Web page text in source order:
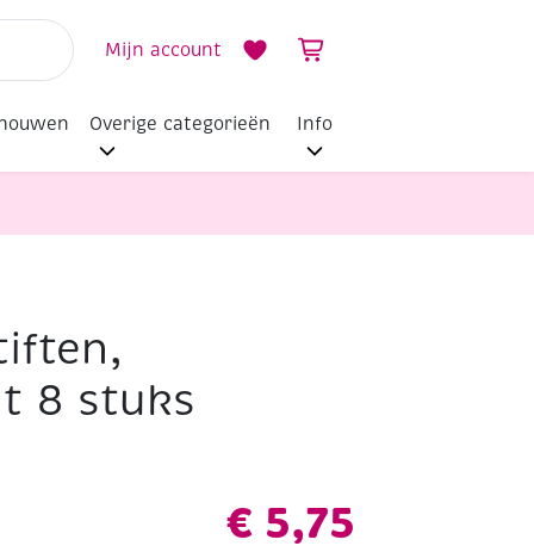
Mijn account
Overige categorieën Info
8 stuks
€ 5,75